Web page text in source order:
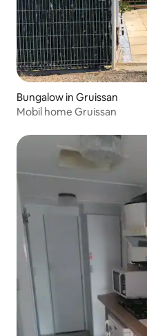
Bungalow in Gruissan
Mobil home Gruissan